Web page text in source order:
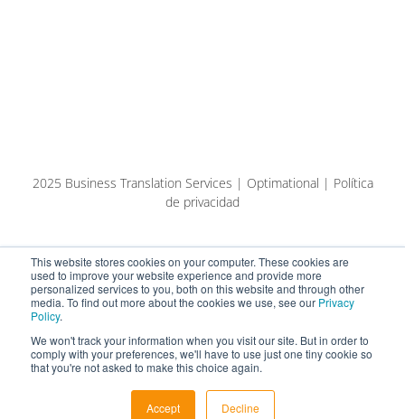
This website stores cookies on your computer. These cookies are
used to improve your website experience and provide more
personalized services to you, both on this website and through other
media. To find out more about the cookies we use, see our Privacy
Policy.
We won't track your information when you visit our site. But in order to
comply with your preferences, we'll have to use just one tiny cookie so
that you're not asked to make this choice again.
Accept Decline
2025 Business Translation Services | Optimational | Política
de privacidad
Español Eesti keel (AI-tõlge)